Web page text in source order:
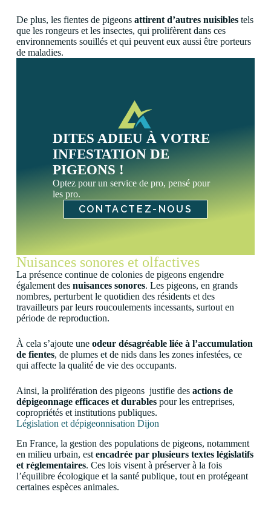
De plus, les fientes de pigeonsattirent d’autres nuisiblestels
que les rongeurs et les insectes, qui prolifèrent dans ces
environnements souillés et qui peuvent eux aussi être porteurs
de maladies.
DITES ADIEU À VOTRE
INFESTATION DE
PIGEONS !
Optez pour un service de pro, pensé pour
les pro.
CONTACTEZ-NOUS
Nuisances sonores et olfactives
La présence continue de colonies de pigeons engendre
également des nuisances sonores. Les pigeons, en grands
nombres, perturbent le quotidien des résidents et des
travailleurs par leurs roucoulements incessants, surtout en
période de reproduction.
À cela s’ajoute une odeur désagréable liée à l’accumulation
de fientes, de plumes et de nids dans les zones infestées, ce
qui affecte la qualité de vie des occupants.
Ainsi, la prolifération des pigeons justifie desactions de
dépigeonnage efficaces et durablespour les entreprises,
copropriétés et institutions publiques.
Législation et dépigeonnisation Dijon
En France, la gestion des populations de pigeons, notamment
en milieu urbain, estencadrée par plusieurs textes législatifs
et réglementaires. Ces lois visent à préserver à la fois
l’équilibre écologique et la santé publique, tout en protégeant
certaines espèces animales.